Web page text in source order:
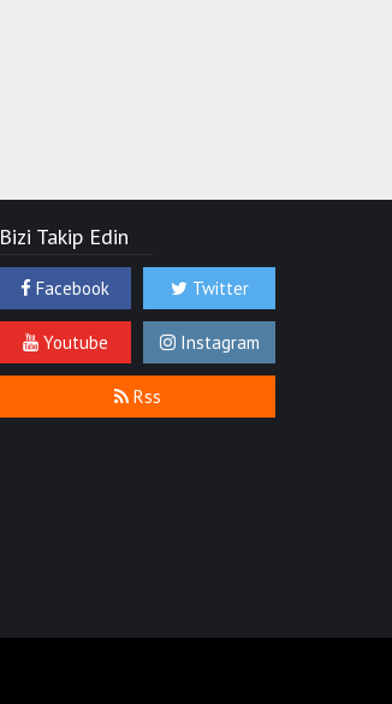
Bizi Takip Edin
Facebook Twitter
Youtube Instagram
Rss